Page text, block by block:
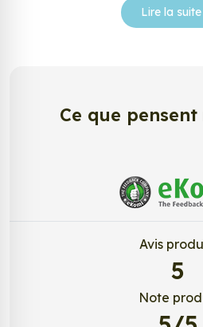
Nos stickers sont
répondre à vos attentes,
Envie de changer de
d’autocollant, d’adhésifs ou
tendances et très populaires
Personnalisez la surface de
stickers muraux et stickers
simple et rapide qui
lisses, propres et non poreuses.
Lire la suite
Ce que
Avis
5
Note